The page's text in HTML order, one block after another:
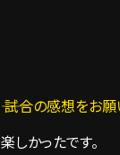
―― 試合の感想をお願
楽しかったです。